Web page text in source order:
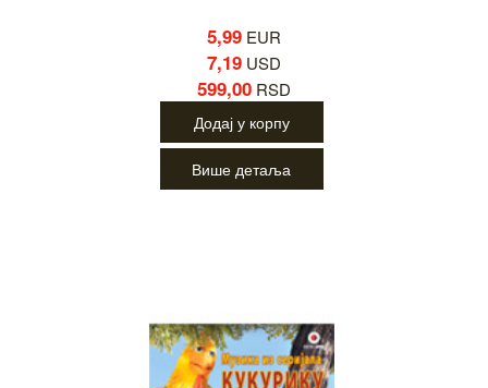
5,99 EUR
7,19 USD
599,00 RSD
Додај у корпу
Више детаља